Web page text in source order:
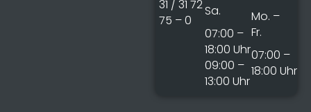
31 / 31 72
75 – 0
Sa.
07:00 –
18:00 Uhr
09:00 –
13:00 Uhr
Mo. –
Fr.
07:00 –
18:00 Uhr